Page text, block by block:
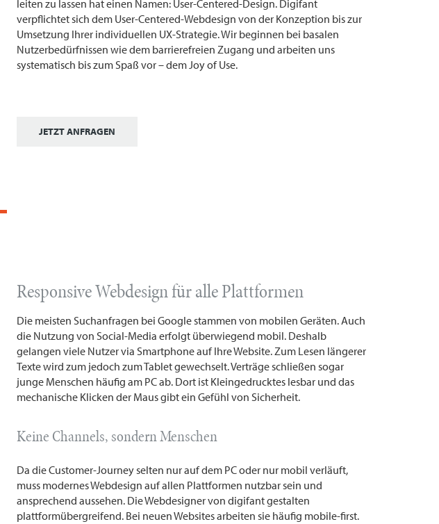
leiten zu lassen hat einen Namen: User-Centered-Design. Digifant
verpflichtet sich dem User-Centered-Webdesign von der Konzeption bis zur
Umsetzung Ihrer individuellen UX-Strategie. Wir beginnen bei basalen
Nutzerbedürfnissen wie dem barrierefreien Zugang und arbeiten uns
systematisch bis zum Spaß vor – dem Joy of Use.
JETZT ANFRAGEN
Responsive Webdesign für alle Plattformen
Die meisten Suchanfragen bei Google stammen von mobilen Geräten. Auch
die Nutzung von Social-Media erfolgt überwiegend mobil. Deshalb
gelangen viele Nutzer via Smartphone auf Ihre Website. Zum Lesen längerer
Texte wird zum jedoch zum Tablet gewechselt. Verträge schließen sogar
junge Menschen häufig am PC ab. Dort ist Kleingedrucktes lesbar und das
mechanische Klicken der Maus gibt ein Gefühl von Sicherheit.
Keine Channels, sondern Menschen
Da die Customer-Journey selten nur auf dem PC oder nur mobil verläuft,
muss modernes Webdesign auf allen Plattformen nutzbar sein und
ansprechend aussehen. Die Webdesigner von digifant gestalten
plattformübergreifend. Bei neuen Websites arbeiten sie häufig mobile-first.